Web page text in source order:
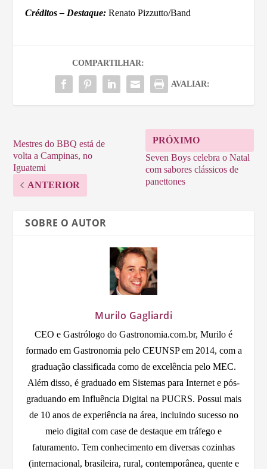
Créditos – Destaque:Renato Pizzutto/Band
COMPARTILHAR:
AVALIAR:
Mestres do BBQ está de
volta a Campinas, no
Iguatemi
ANTERIOR
PRÓXIMO
Seven Boys celebra o Natal
com sabores clássicos de
panettones
SOBRE O AUTOR
Murilo Gagliardi
CEO e Gastrólogo do Gastronomia.com.br, Murilo é
formado em Gastronomia pelo CEUNSP em 2014, com a
graduação classificada como de excelência pelo MEC.
Além disso, é graduado em Sistemas para Internet e pós-
graduando em Influência Digital na PUCRS. Possui mais
de 10 anos de experiência na área, incluindo sucesso no
meio digital com case de destaque em tráfego e
faturamento. Tem conhecimento em diversas cozinhas
(internacional, brasileira, rural, contemporânea, quente e